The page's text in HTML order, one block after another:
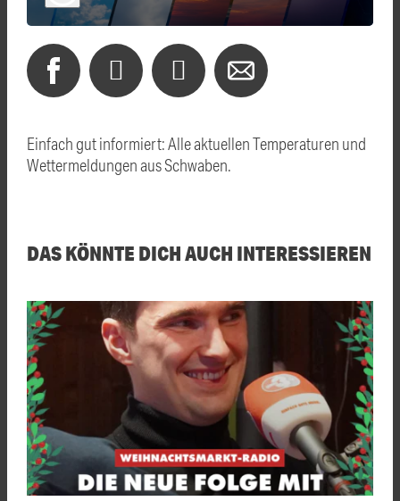
Einfach gut informiert: Alle aktuellen Temperaturen und
Wettermeldungen aus Schwaben.
DAS KÖNNTE DICH AUCH INTERESSIEREN